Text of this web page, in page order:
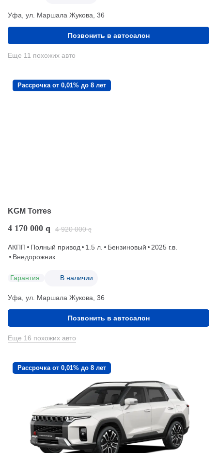
Уфа, ул. Маршала Жукова, 36
Позвонить в автосалон
Еще 11 похожих авто
Рассрочка от 0,01% до 8 лет
KGM Torres
4 170 000 q 4 920 000 q
АКПП Полный привод 1.5 л. Бензиновый
2025 г.в.
Внедорожник
Гарантия В наличии
Уфа, ул. Маршала Жукова, 36
Позвонить в автосалон
Еще 16 похожих авто
Рассрочка от 0,01% до 8 лет